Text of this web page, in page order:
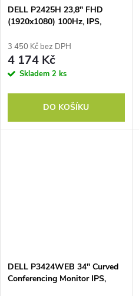
DELL P2425H 23,8" FHD
(1920x1080) 100Hz, IPS,
HDMI, DP, USB-C, VGA,
Black, 3Y
3 450 Kč bez DPH
4 174 Kč
Skladem 2 ks
DO KOŠÍKU
DELL P3424WEB 34" Curved
Conferencing Monitor IPS,